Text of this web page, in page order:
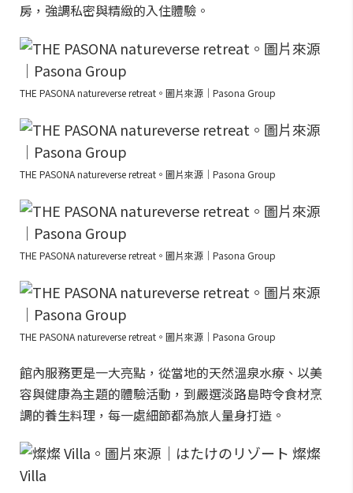
房，強調私密與精緻的入住體驗。
THE PASONA natureverse retreat。圖片來源｜Pasona Group
THE PASONA natureverse retreat。圖片來源｜Pasona Group
THE PASONA natureverse retreat。圖片來源｜Pasona Group
THE PASONA natureverse retreat。圖片來源｜Pasona Group
館內服務更是一大亮點，從當地的天然溫泉水療、以美
容與健康為主題的體驗活動，到嚴選淡路島時令食材烹
調的養生料理，每一處細節都為旅人量身打造。